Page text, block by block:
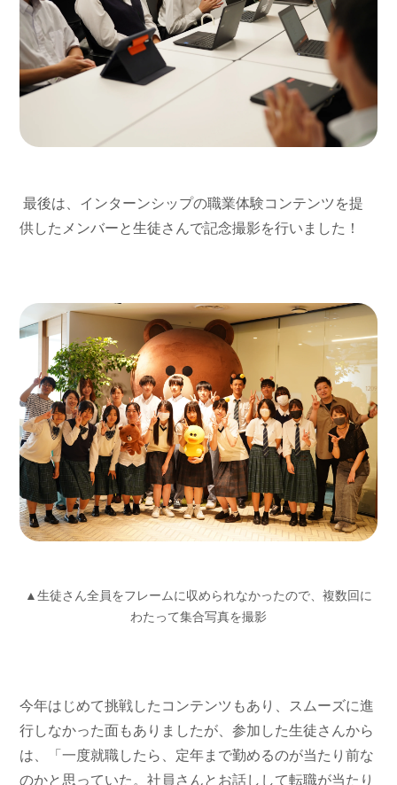
最後は、インターンシップの職業体験コンテンツを提
供したメンバーと生徒さんで記念撮影を行いました！
▲生徒さん全員をフレームに収められなかったので、複数回に
わたって集合写真を撮影
今年はじめて挑戦したコンテンツもあり、スムーズに進
行しなかった面もありましたが、参加した生徒さんから
は、「一度就職したら、定年まで勤めるのが当たり前な
のかと思っていた。社員さんとお話しして転職が当たり